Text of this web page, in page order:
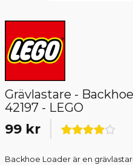
Grävlastare -
42197 - LEGO
99 kr
Backhoe Loader är en